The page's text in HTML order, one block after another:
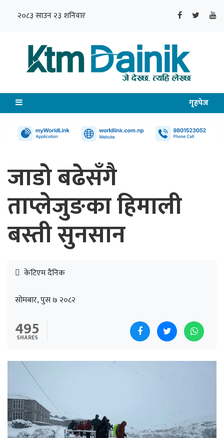
२०८३ साउन २३ शनिवार
गृहपेज
जाडो बढेसँगै
ताप्लेजुङका हिमाली
बस्ती सुनसान
केटिएम दैनिक
सोमबार, पुस ७ २०८२
495
SHARES